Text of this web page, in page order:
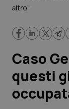
Regioni e Asl
Lavoro e
Scienza e
Studi e
altro”
Caso
questi